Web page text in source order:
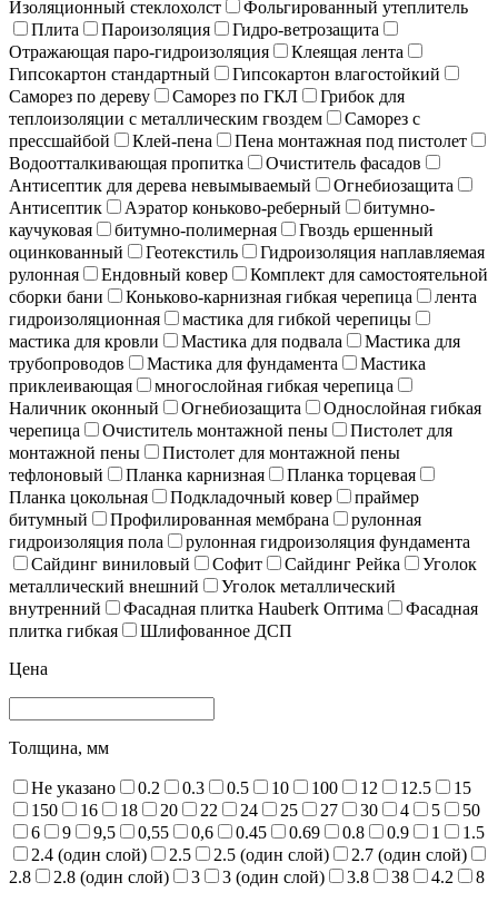
Изоляционный стеклохолст
Фольгированный утеплитель
Плита
Пароизоляция
Гидро-ветрозащита
Отражающая паро-гидроизоляция
Клеящая лента
Гипсокартон стандартный
Гипсокартон влагостойкий
Саморез по дереву
Саморез по ГКЛ
Грибок для
теплоизоляции с металлическим гвоздем
Саморез с
прессшайбой
Клей-пена
Пена монтажная под пистолет
Водоотталкивающая пропитка
Очиститель фасадов
Антисептик для дерева невымываемый
Огнебиозащита
Антисептик
Аэратор коньково-реберный
битумно-
каучуковая
битумно-полимерная
Гвоздь ершенный
оцинкованный
Геотекстиль
Гидроизоляция наплавляемая
рулонная
Ендовный ковер
Комплект для самостоятельной
сборки бани
Коньково-карнизная гибкая черепица
лента
гидроизоляционная
мастика для гибкой черепицы
мастика для кровли
Мастика для подвала
Мастика для
трубопроводов
Мастика для фундамента
Мастика
приклеивающая
многослойная гибкая черепица
Наличник оконный
Огнебиозащита
Однослойная гибкая
черепица
Очиститель монтажной пены
Пистолет для
монтажной пены
Пистолет для монтажной пены
тефлоновый
Планка карнизная
Планка торцевая
Планка цокольная
Подкладочный ковер
праймер
битумный
Профилированная мембрана
рулонная
гидроизоляция пола
рулонная гидроизоляция фундамента
Сайдинг виниловый
Софит Сайдинг Рейка
Уголок
металлический внешний
Уголок металлический
внутренний
Фасадная плитка Hauberk Оптима
Фасадная
плитка гибкая
Шлифованное ДСП
Цена
Толщина, мм
Не указано 0.2 0.3 0.5 10 100 12 12.5
15
150
16 18 20 22 24 25 27 30 4 5
50
6
9 9,5 0,55 0,6 0.45 0.69 0.8 0.9 1
1.5
2.4 (один слой)
2.5 2.5 (один слой)
2.7 (один слой)
2.8
2.8 (один слой) 3 3 (один слой) 3.8 38 4.2
8